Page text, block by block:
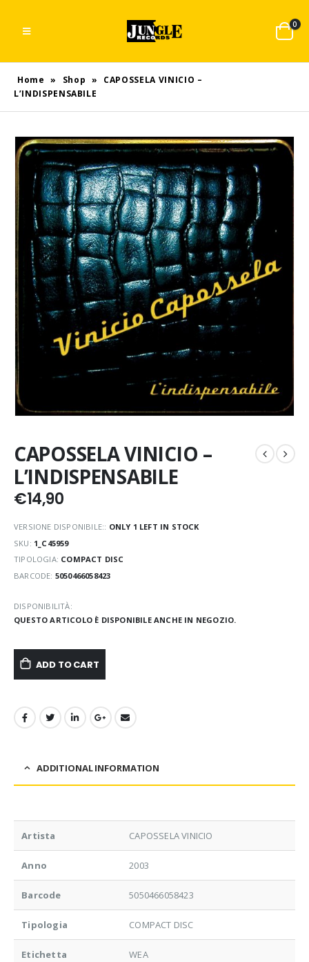
0
Home » Shop »
CAPOSSELA VINICIO –
L’INDISPENSABILE
CAPOSSELA VINICIO –
L’INDISPENSABILE
€14,90
VERSIONE DISPONIBILE:: ONLY 1 LEFT IN STOCK
SKU: 1_C45959
TIPOLOGIA: COMPACT DISC
BARCODE: 5050466058423
DISPONIBILITÀ:
QUESTO ARTICOLO È DISPONIBILE ANCHE IN NEGOZIO.
ADD TO CART
ADDITIONAL INFORMATION
Artista CAPOSSELA VINICIO
Anno 2003
Barcode 5050466058423
Tipologia COMPACT DISC
Etichetta WEA